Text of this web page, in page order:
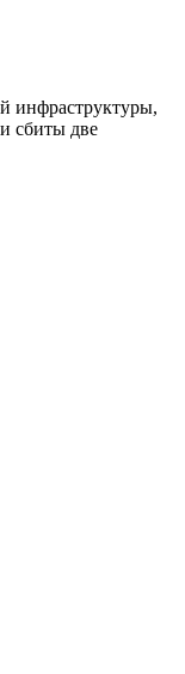
инфраструктуры,
сбиты две